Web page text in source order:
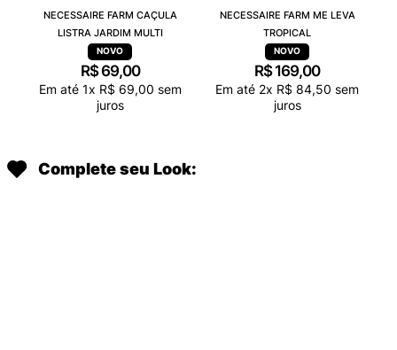
NECESSAIRE FARM CAÇULA
LISTRA JARDIM MULTI
R$ 69,00
Em até 1x R$ 69,00 sem
juros
NECESSAIRE FARM ME LEVA
TROPICAL
R$ 169,00
Em até 2x R$ 84,50 sem
juros
Complete seu Look: